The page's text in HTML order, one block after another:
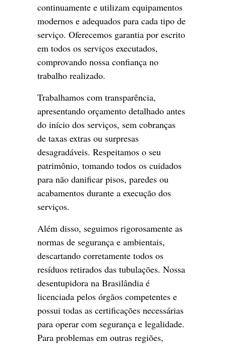
continuamente e utilizam equipamentos
modernos e adequados para cada tipo de
serviço. Oferecemos garantia por escrito
em todos os serviços executados,
comprovando nossa confiança no
trabalho realizado.
Trabalhamos com transparência,
apresentando orçamento detalhado antes
do início dos serviços, sem cobranças
de taxas extras ou surpresas
desagradáveis. Respeitamos o seu
patrimônio, tomando todos os cuidados
para não danificar pisos, paredes ou
acabamentos durante a execução dos
serviços.
Além disso, seguimos rigorosamente as
normas de segurança e ambientais,
descartando corretamente todos os
resíduos retirados das tubulações. Nossa
desentupidora na Brasilândia é
licenciada pelos órgãos competentes e
possui todas as certificações necessárias
para operar com segurança e legalidade.
Para problemas em outras regiões,